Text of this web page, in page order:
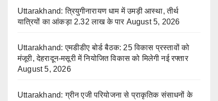
Uttarakhand: त्रियुगीनारायण धाम में उमड़ी आस्था, तीर्थ
यात्रियों का आंकड़ा 2.32 लाख के पार August 5, 2026
Uttarakhand: एमडीडीए बोर्ड बैठक: 25 विकास प्रस्तावों को
मंजूरी, देहरादून-मसूरी में नियोजित विकास को मिलेगी नई रफ्तार
August 5, 2026
Uttarakhand: ग्रीन एजी परियोजना से प्राकृतिक संसाधनों के